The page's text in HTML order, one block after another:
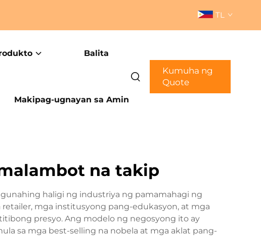
TL
Balita
Makipag-ugnayan sa Amin
Kumuha ng
Quote
na takip
haligi ng industriya ng pamamahagi ng
mga institusyong pang-edukasyon, at mga
presyo. Ang modelo ng negosyong ito ay
sa mga best-selling na nobela at mga aklat pang-